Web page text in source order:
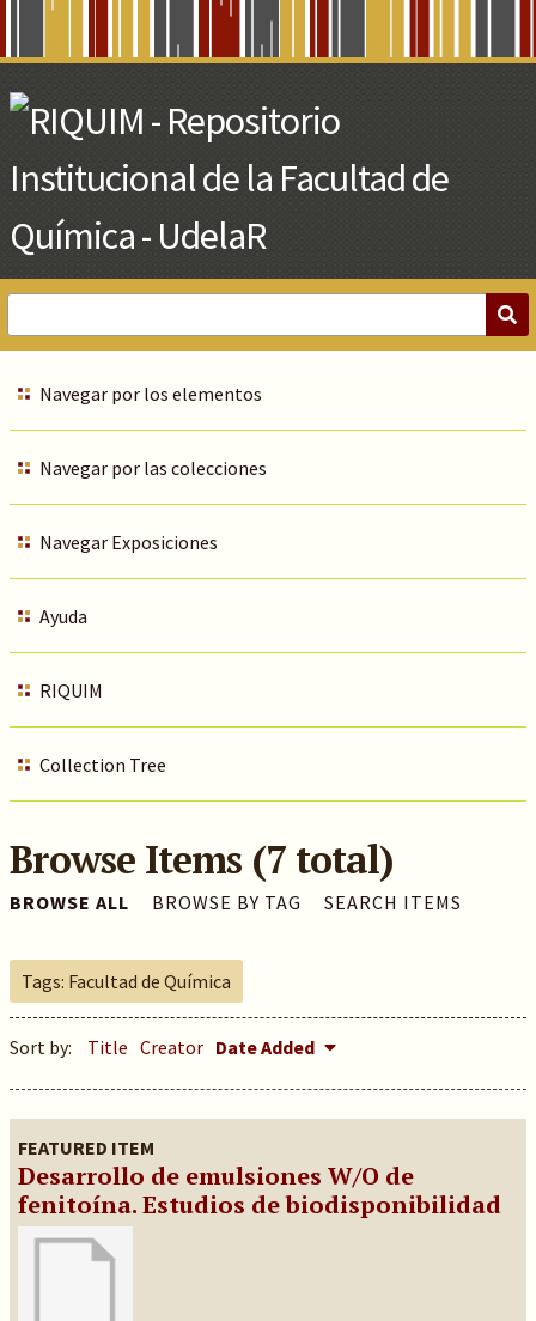
Main
Content
Navegar por los elementos
Navegar por las colecciones
Navegar Exposiciones
Ayuda
RIQUIM
Collection Tree
Browse Items (7 total)
BROWSE ALL BROWSE BY TAG SEARCH ITEMS
Tags: Facultad de Química
Sort by: Title Creator Date Added
FEATURED ITEM
Desarrollo de emulsiones W/O de
fenitoína. Estudios de biodisponibilidad